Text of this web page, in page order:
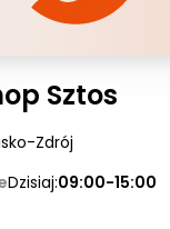
Sztos
Zdrój
Dzisiaj:09:00-15:00